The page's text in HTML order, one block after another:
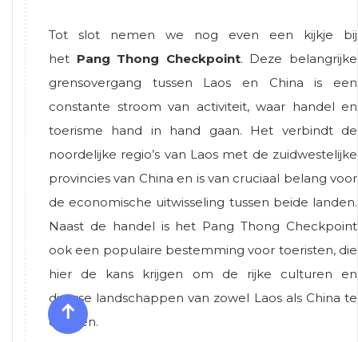
Tot slot nemen we nog even een kijkje bij
het Pang Thong Checkpoint. Deze belangrijke
grensovergang tussen Laos en China is een
constante stroom van activiteit, waar handel en
toerisme hand in hand gaan. Het verbindt de
noordelijke regio’s van Laos met de zuidwestelijke
provincies van China en is van cruciaal belang voor
de economische uitwisseling tussen beide landen.
Naast de handel is het Pang Thong Checkpoint
ook een populaire bestemming voor toeristen, die
hier de kans krijgen om de rijke culturen en
diverse landschappen van zowel Laos als China te
ervaren.